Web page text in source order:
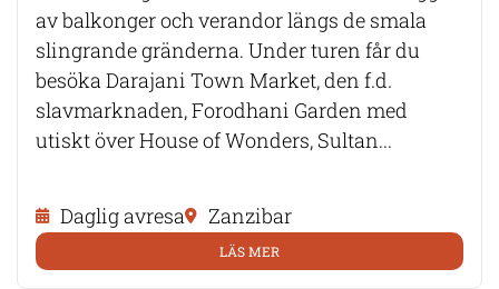
av balkonger och verandor längs de smala
slingrande gränderna. Under turen får du
besöka Darajani Town Market, den f.d.
slavmarknaden, Forodhani Garden med
utiskt över House of Wonders, Sultan...
Daglig avresa Zanzibar
LÄS MER